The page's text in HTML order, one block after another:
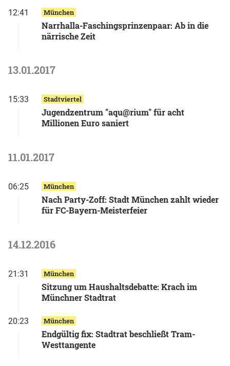
12:41 München
Narrhalla-Faschingsprinzenpaar: Ab in die
närrische Zeit
13.01.2017
15:33 Stadtviertel
Jugendzentrum "aqu@rium" für acht
Millionen Euro saniert
11.01.2017
06:25 München
Nach Party-Zoff: Stadt München zahlt wieder
für FC-Bayern-Meisterfeier
14.12.2016
21:31 München
Sitzung um Haushaltsdebatte: Krach im
Münchner Stadtrat
20:23 München
Endgültig fix: Stadtrat beschließt Tram-
Westtangente